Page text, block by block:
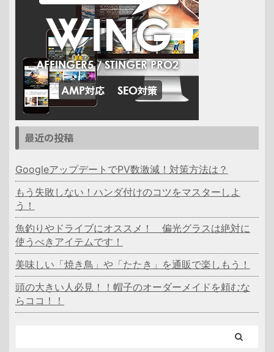
最近の投稿
GoogleアップデートでPV数激減！対策方法は？
もう失敗しない！ハンダ付けのコツをマスターしよ
う！
魚釣りやドライブにオススメ！ 偏光グラスは絶対に
使うべきアイテムです！
美味しい「焼き鳥」や「たたき」を通販で楽しもう！
頭の大きい人必見！！帽子のオーダーメイドを頼むな
らココ！！